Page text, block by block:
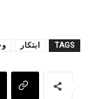
TAGS ابتكار